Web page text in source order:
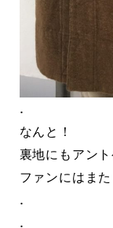
.
なんと！
裏地にもアン
ファンにはま
.
.